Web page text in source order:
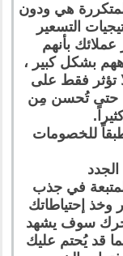
هي ودون
التسعير
عملائك بأنهم
بشكل كبير ،
تؤثر فقط على
حتى تُحسن مِن
للخصومات
في جذب
وخذ إحتياطاتك
سوف يشهد
قد يُحتم عليك